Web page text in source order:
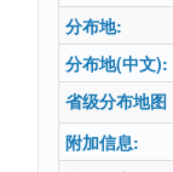
分布地:
分布地(中文):
省级分布地图
附加信息: